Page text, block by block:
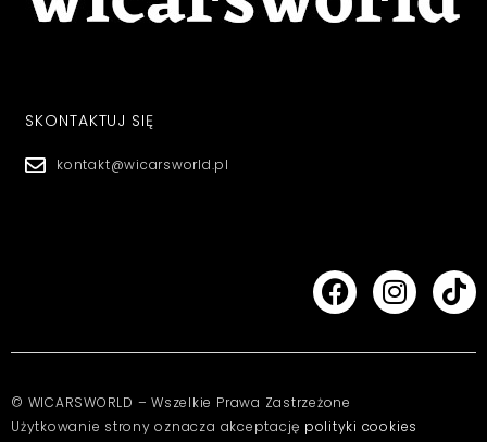
SKONTAKTUJ SIĘ
kontakt@wicarsworld.pl
© WICARSWORLD – Wszelkie Prawa Zastrzeżone
Użytkowanie strony oznacza akceptację polityki cookies